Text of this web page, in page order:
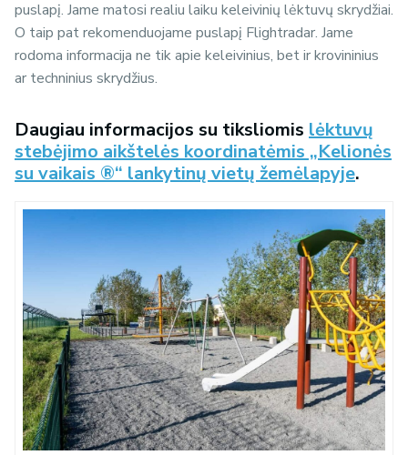
puslapį. Jame matosi realiu laiku keleivinių lėktuvų skrydžiai.
O taip pat rekomenduojame puslapį Flightradar. Jame
rodoma informacija ne tik apie keleivinius, bet ir krovininius
ar techninius skrydžius.
Daugiau informacijos su tiksliomis lėktuvų
stebėjimo aikštelės koordinatėmis „Kelionės
su vaikais ®“ lankytinų vietų žemėlapyje.